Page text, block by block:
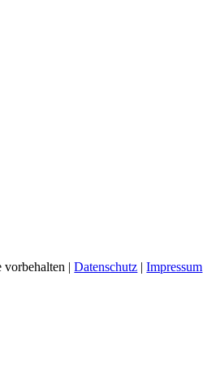
vorbehalten |Datenschutz |Impressum